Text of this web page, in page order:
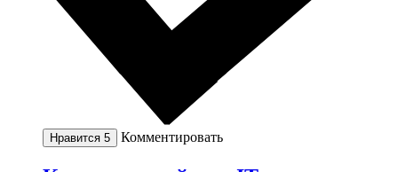
Нравится 5 Комментировать